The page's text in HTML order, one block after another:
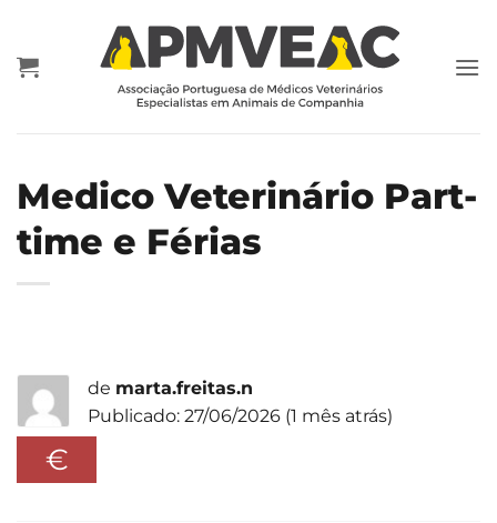
content
Medico Veterinário Part-
time e Férias
de marta.freitas.n
Publicado: 27/06/2026 (1 mês atrás)
€